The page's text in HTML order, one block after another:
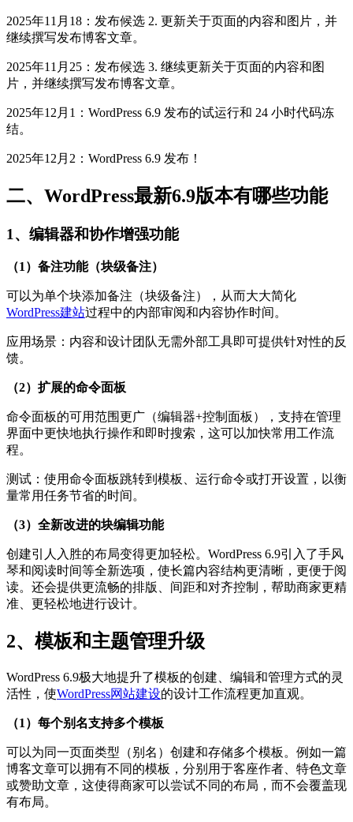
2025年11月18：发布候选 2. 更新关于页面的内容和图片，并
继续撰写发布博客文章。
2025年11月25：发布候选 3. 继续更新关于页面的内容和图
片，并继续撰写发布博客文章。
2025年12月1：WordPress 6.9 发布的试运行和 24 小时代码冻
结。
2025年12月2：WordPress 6.9 发布！
二、WordPress最新6.9版本有哪些功能
1、编辑器和协作增强功能
（1）备注功能（块级备注）
可以为单个块添加备注（块级备注），从而大大简化
WordPress建站过程中的内部审阅和内容协作时间。
应用场景：内容和设计团队无需外部工具即可提供针对性的反
馈。
（2）扩展的命令面板
命令面板的可用范围更广（编辑器+控制面板），支持在管理
界面中更快地执行操作和即时搜索，这可以加快常用工作流
程。
测试：使用命令面板跳转到模板、运行命令或打开设置，以衡
量常用任务节省的时间。
（3）全新改进的块编辑功能
创建引人入胜的布局变得更加轻松。WordPress 6.9引入了手风
琴和阅读时间等全新选项，使长篇内容结构更清晰，更便于阅
读。还会提供更流畅的排版、间距和对齐控制，帮助商家更精
准、更轻松地进行设计。
2、模板和主题管理升级
WordPress 6.9极大地提升了模板的创建、编辑和管理方式的灵
活性，使WordPress网站建设的设计工作流程更加直观。
（1）每个别名支持多个模板
可以为同一页面类型（别名）创建和存储多个模板。例如一篇
博客文章可以拥有不同的模板，分别用于客座作者、特色文章
或赞助文章，这使得商家可以尝试不同的布局，而不会覆盖现
有布局。